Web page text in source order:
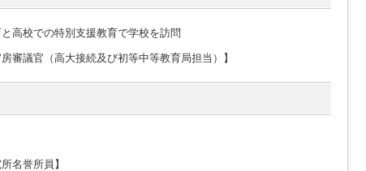
高校での特別支援教育で学校を訪問
審議官（高大接続及び初等中等教育局担当）】
名誉所員】